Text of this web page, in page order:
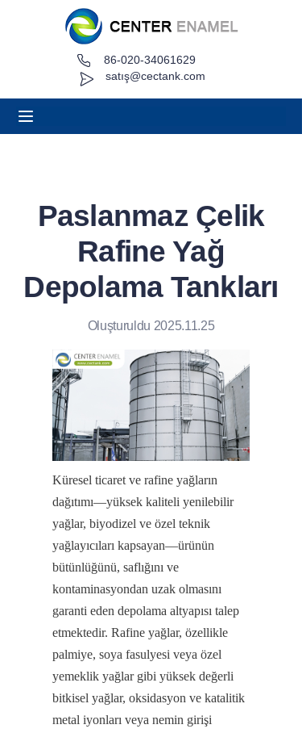
satış@cectank.com
86-020-34061629
Paslanmaz Çelik
Rafine Yağ
Depolama Tankları
Oluşturuldu 2025.11.25
Küresel ticaret ve rafine yağların
dağıtımı—yüksek kaliteli yenilebilir
yağlar, biyodizel ve özel teknik
yağlayıcıları kapsayan—ürünün
bütünlüğünü, saflığını ve
kontaminasyondan uzak olmasını
garanti eden depolama altyapısı talep
etmektedir. Rafine yağlar, özellikle
palmiye, soya fasulyesi veya özel
yemeklik yağlar gibi yüksek değerli
bitkisel yağlar, oksidasyon ve katalitik
metal iyonları veya nemin girişi
Hakkında
Teklif İsteyin
Temas etmek